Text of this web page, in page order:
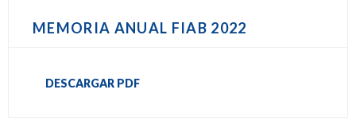
MEMORIA ANUAL FIAB 2022
DESCARGAR PDF